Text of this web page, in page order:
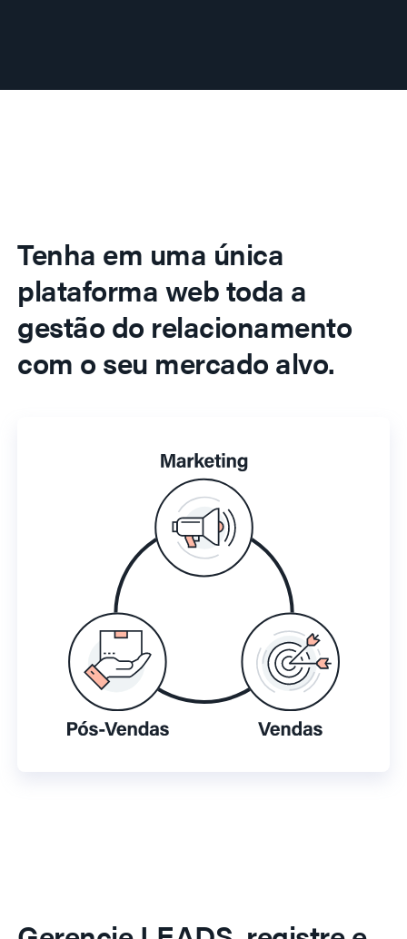
Tenha em uma única
plataforma web toda a
gestão do relacionamento
com o seu mercado alvo.